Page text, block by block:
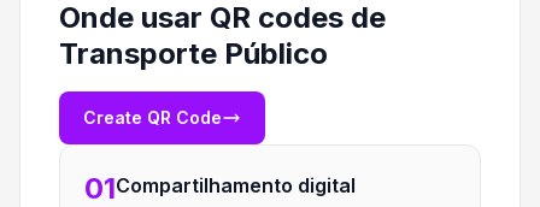
Onde usar QR codes de
Transporte Público
Create QR Code
01Compartilhamento digital